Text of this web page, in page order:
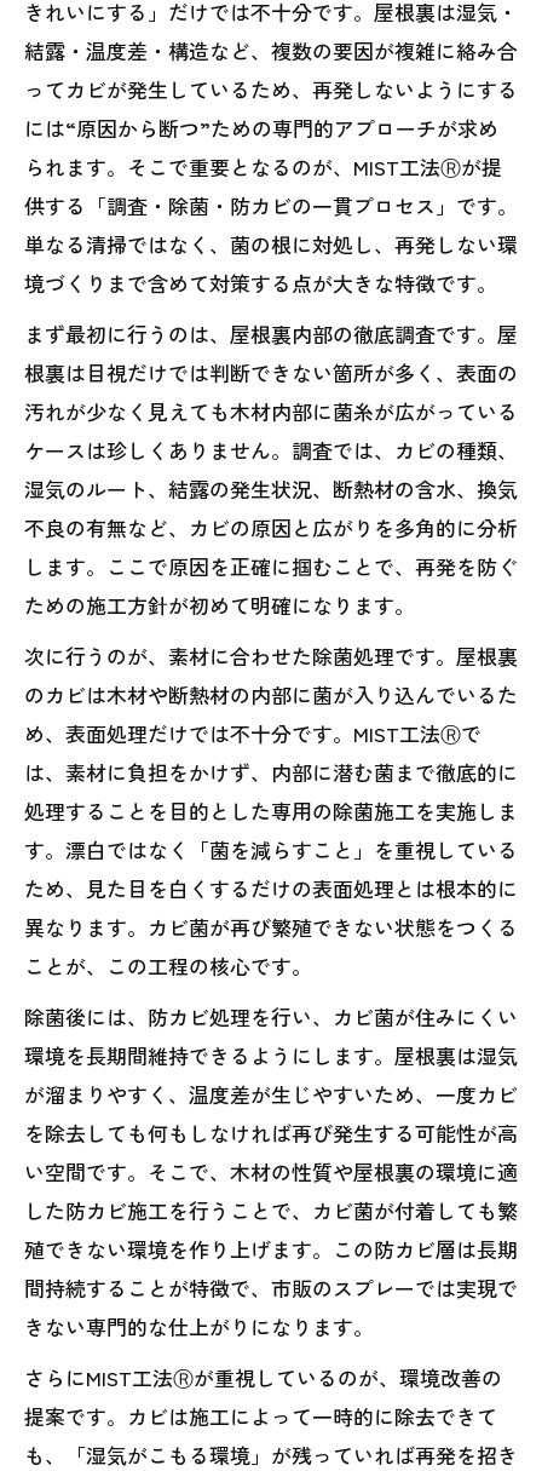
きれいにする」だけでは不十分です。屋根裏は湿気・
結露・温度差・構造など、複数の要因が複雑に絡み合
ってカビが発生しているため、再発しないようにする
には“原因から断つ”ための専門的アプローチが求め
られます。そこで重要となるのが、MIST工法Ⓡが提
供する「調査・除菌・防カビの一貫プロセス」です。
単なる清掃ではなく、菌の根に対処し、再発しない環
境づくりまで含めて対策する点が大きな特徴です。
まず最初に行うのは、屋根裏内部の徹底調査です。屋
根裏は目視だけでは判断できない箇所が多く、表面の
汚れが少なく見えても木材内部に菌糸が広がっている
ケースは珍しくありません。調査では、カビの種類、
湿気のルート、結露の発生状況、断熱材の含水、換気
不良の有無など、カビの原因と広がりを多角的に分析
します。ここで原因を正確に掴むことで、再発を防ぐ
ための施工方針が初めて明確になります。
次に行うのが、素材に合わせた除菌処理です。屋根裏
のカビは木材や断熱材の内部に菌が入り込んでいるた
め、表面処理だけでは不十分です。MIST工法Ⓡで
は、素材に負担をかけず、内部に潜む菌まで徹底的に
処理することを目的とした専用の除菌施工を実施しま
す。漂白ではなく「菌を減らすこと」を重視している
ため、見た目を白くするだけの表面処理とは根本的に
異なります。カビ菌が再び繁殖できない状態をつくる
ことが、この工程の核心です。
除菌後には、防カビ処理を行い、カビ菌が住みにくい
環境を長期間維持できるようにします。屋根裏は湿気
が溜まりやすく、温度差が生じやすいため、一度カビ
を除去しても何もしなければ再び発生する可能性が高
い空間です。そこで、木材の性質や屋根裏の環境に適
した防カビ施工を行うことで、カビ菌が付着しても繁
殖できない環境を作り上げます。この防カビ層は長期
間持続することが特徴で、市販のスプレーでは実現で
きない専門的な仕上がりになります。
さらにMIST工法Ⓡが重視しているのが、環境改善の
提案です。カビは施工によって一時的に除去できて
も、「湿気がこもる環境」が残っていれば再発を招き